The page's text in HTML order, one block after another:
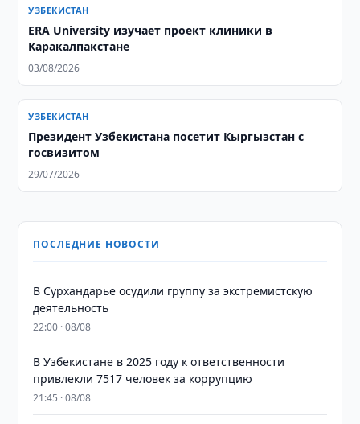
УЗБЕКИСТАН
ERA University изучает проект клиники в
Каракалпакстане
03/08/2026
УЗБЕКИСТАН
Президент Узбекистана посетит Кыргызстан с
госвизитом
29/07/2026
ПОСЛЕДНИЕ НОВОСТИ
В Сурхандарье осудили группу за экстремистскую
деятельность
22:00 · 08/08
В Узбекистане в 2025 году к ответственности
привлекли 7517 человек за коррупцию
21:45 · 08/08